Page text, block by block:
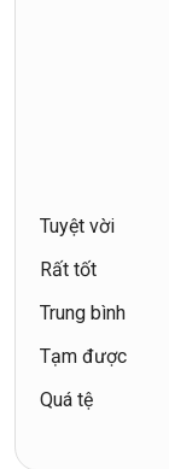
Tuyệt vời
Rất tốt
Trung bình
Tạm được
Quá tệ